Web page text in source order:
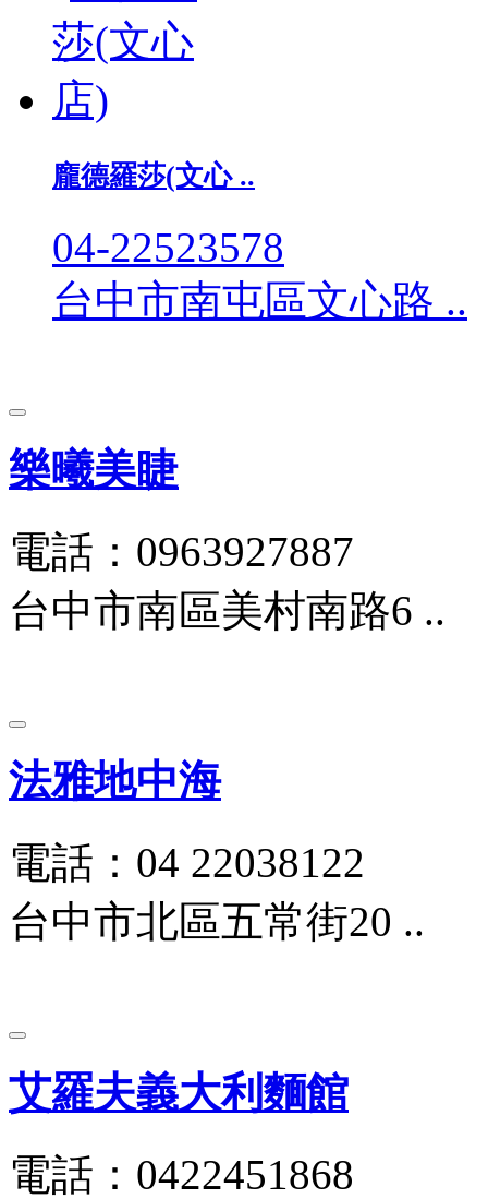
龐德羅莎(文心 ..
04-22523578
台中市南屯區文心路 ..
樂曦美睫
電話：0963927887
台中市南區美村南路6 ..
法雅地中海
電話：04 22038122
台中市北區五常街20 ..
艾羅夫義大利麵館
電話：0422451868